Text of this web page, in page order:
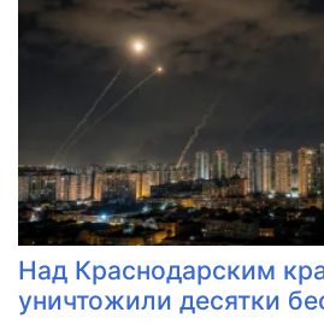
Над Краснодарским
уничтожили десятки